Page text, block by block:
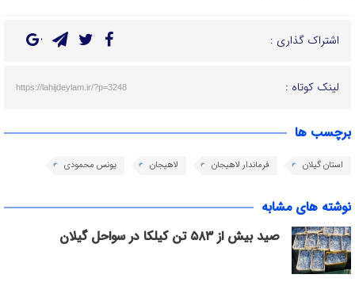
اشتراک گذاری :
لینک کوتاه : https://lahijdeylam.ir/?p=3248
برچسب ها
استان گیلان فرماندار لاهیجان لاهیجان یونس محمودی
نوشته های مشابه
صید بیش از ۵۸۳ تن کیلکا در سواحل گیلان